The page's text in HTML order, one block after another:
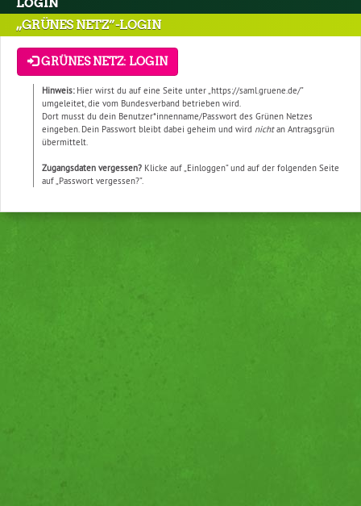
LOGIN
„GRÜNES NETZ”-LOGIN
GRÜNES NETZ: LOGIN
Hinweis:Hier wirst du auf eine Seite unter „https://saml.gruene.de/”
umgeleitet, die vom Bundesverband betrieben wird.
Dort musst du dein Benutzer*innenname/Passwort des Grünen Netzes
eingeben. Dein Passwort bleibt dabei geheim und wird nichtan Antragsgrün
übermittelt.
Zugangsdaten vergessen? Klicke auf „Einloggen” und auf der folgenden Seite
auf „Passwort vergessen?”.